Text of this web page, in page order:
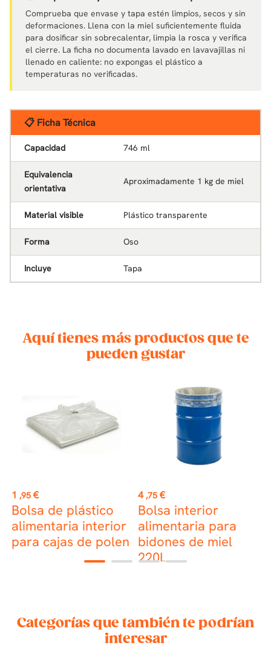
Comprueba que envase y tapa estén limpios, secos y sin
deformaciones. Llena con la miel suficientemente fluida
para dosificar sin sobrecalentar, limpia la rosca y verifica
el cierre. La ficha no documenta lavado en lavavajillas ni
llenado en caliente: no expongas el plástico a
temperaturas no verificadas.
📋 Ficha Técnica
Capacidad 746 ml
Equivalencia
orientativa
Aproximadamente 1 kg de miel
Material visible Plástico transparente
Forma Oso
Incluye Tapa
Aquí tienes más productos que te
pueden gustar
Precio
1 ,95 €
Bolsa de plástico
alimentaria interior
para cajas de polen
Precio
4 ,75 €
Bolsa interior
alimentaria para
bidones de miel
220L
1 2 3 4
Categorías que también te podrían
interesar